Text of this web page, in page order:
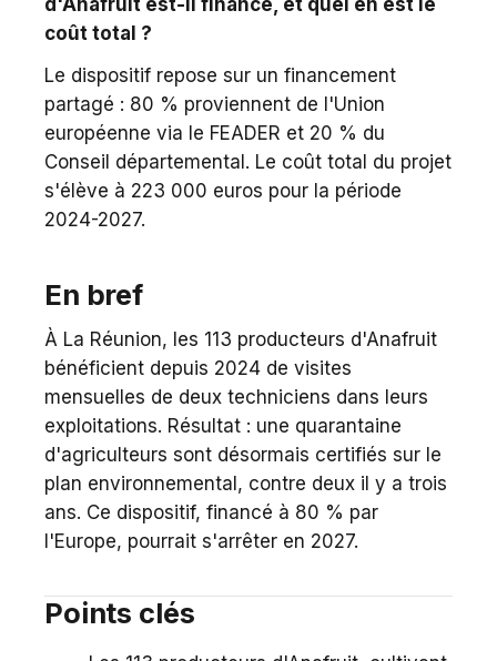
En bref
À La Réunion, les 113 producteurs d'Anafruit
bénéficient depuis 2024 de visites
mensuelles de deux techniciens dans leurs
exploitations. Résultat : une quarantaine
d'agriculteurs sont désormais certifiés sur le
plan environnemental, contre deux il y a trois
ans. Ce dispositif, financé à 80 % par
l'Europe, pourrait s'arrêter en 2027.
Points clés
d'Anafruit est-il financé, et quel en est le
coût total ?
Le dispositif repose sur un financement
partagé : 80 % proviennent de l'Union
européenne via le FEADER et 20 % du
Conseil départemental. Le coût total du projet
s'élève à 223 000 euros pour la période
2024-2027.